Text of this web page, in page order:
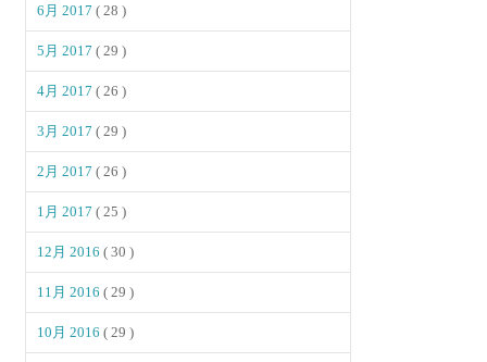
6月 2017( 28 )
5月 2017( 29 )
4月 2017( 26 )
3月 2017( 29 )
2月 2017( 26 )
1月 2017( 25 )
12月 2016( 30 )
11月 2016( 29 )
10月 2016( 29 )